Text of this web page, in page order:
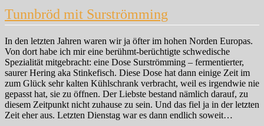
Tunnbröd mit Surströmming
In den letzten Jahren waren wir ja öfter im hohen Norden Europas.
Von dort habe ich mir eine berühmt-berüchtigte schwedische
Spezialität mitgebracht: eine Dose Surströmming – fermentierter,
saurer Hering aka Stinkefisch. Diese Dose hat dann einige Zeit im
zum Glück sehr kalten Kühlschrank verbracht, weil es irgendwie nie
gepasst hat, sie zu öffnen. Der Liebste bestand nämlich darauf, zu
diesem Zeitpunkt nicht zuhause zu sein. Und das fiel ja in der letzten
Zeit eher aus. Letzten Dienstag war es dann endlich soweit…